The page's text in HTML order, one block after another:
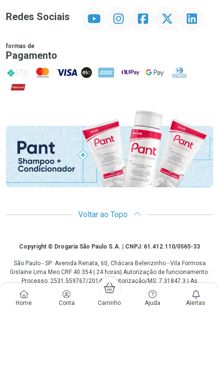
Home Conta Carrinho Ajuda Alertas
Redes Sociais InstagramFacebookTwitter Linkedin
formas de
Pagamento
PIX MasterCard
VISA ELO AMEX NuPay Google PayDiners Club
Hipercard
Voltar ao Topo
CopyrightCopyright © Drogaria São Paulo S.A. | CNPJ: 61.412.110/0565-33
São Paulo - SP: Avenida Renata, 60, Chácara Belenzinho - Vila Formosa
Gislaine Lima Meo CRF 40.354 | 24 horas| Autorização de funcionamento:
Processo: 2531.559767/2014-90 Autorização/MS: 7.31847.3 | As
informações contidas neste site, como promoções e ofertas de remédios e
medicamentos, não devem ser usadas para automedicação e não
substituem, em hipótese alguma, a medicação prescrita pelo profissional da